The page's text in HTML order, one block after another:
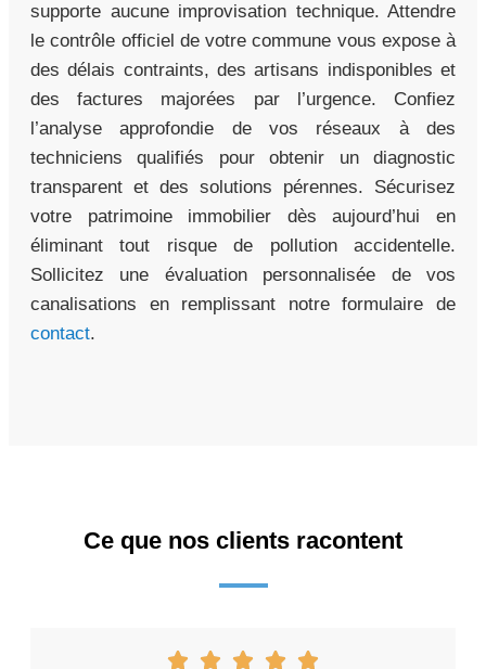
supporte aucune improvisation technique. Attendre
le contrôle officiel de votre commune vous expose à
des délais contraints, des artisans indisponibles et
des factures majorées par l’urgence. Confiez
l’analyse approfondie de vos réseaux à des
techniciens qualifiés pour obtenir un diagnostic
transparent et des solutions pérennes. Sécurisez
votre patrimoine immobilier dès aujourd’hui en
éliminant tout risque de pollution accidentelle.
Sollicitez une évaluation personnalisée de vos
canalisations en remplissant notre formulaire de
contact.
Ce que nos clients racontent